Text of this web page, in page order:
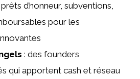
prêts d’honneur, subventions,
pour les
: des founders
qui apportent cash et réseau